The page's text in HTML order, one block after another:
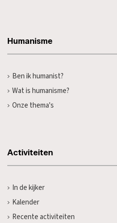
Humanisme
Ben ik humanist?
Wat is humanisme?
Onze thema's
Activiteiten
In de kijker
Kalender
Recente activiteiten